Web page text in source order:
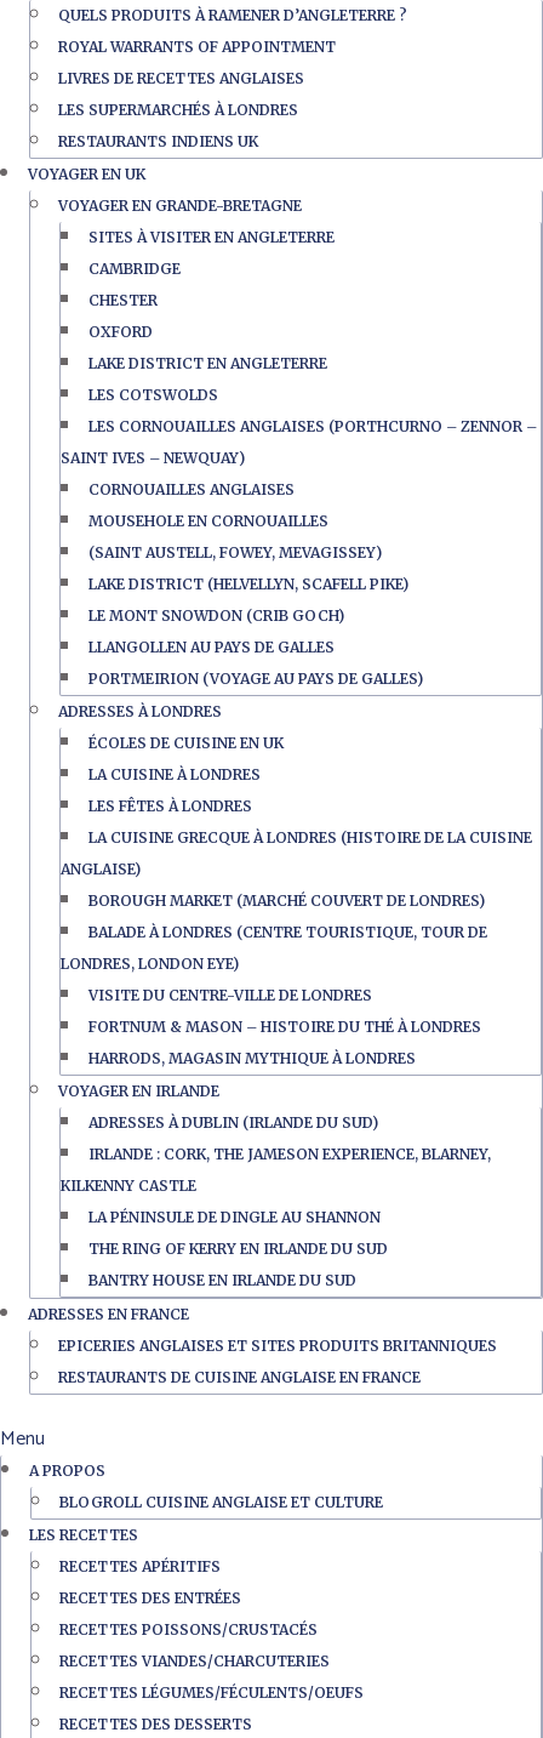
QUELS PRODUITS À RAMENER D’ANGLETERRE ?
ROYAL WARRANTS OF APPOINTMENT
LIVRES DE RECETTES ANGLAISES
LES SUPERMARCHÉS À LONDRES
RESTAURANTS INDIENS UK
VOYAGER EN UK
VOYAGER EN GRANDE-BRETAGNE
SITES À VISITER EN ANGLETERRE
CAMBRIDGE
CHESTER
OXFORD
LAKE DISTRICT EN ANGLETERRE
LES COTSWOLDS
LES CORNOUAILLES ANGLAISES (PORTHCURNO – ZENNOR –
SAINT IVES – NEWQUAY)
CORNOUAILLES ANGLAISES
MOUSEHOLE EN CORNOUAILLES
(SAINT AUSTELL, FOWEY, MEVAGISSEY)
LAKE DISTRICT (HELVELLYN, SCAFELL PIKE)
LE MONT SNOWDON (CRIB GOCH)
LLANGOLLEN AU PAYS DE GALLES
PORTMEIRION (VOYAGE AU PAYS DE GALLES)
ADRESSES À LONDRES
ÉCOLES DE CUISINE EN UK
LA CUISINE À LONDRES
LES FÊTES À LONDRES
LA CUISINE GRECQUE À LONDRES (HISTOIRE DE LA CUISINE
ANGLAISE)
BOROUGH MARKET (MARCHÉ COUVERT DE LONDRES)
BALADE À LONDRES (CENTRE TOURISTIQUE, TOUR DE
LONDRES, LONDON EYE)
VISITE DU CENTRE-VILLE DE LONDRES
FORTNUM & MASON – HISTOIRE DU THÉ À LONDRES
HARRODS, MAGASIN MYTHIQUE À LONDRES
VOYAGER EN IRLANDE
ADRESSES À DUBLIN (IRLANDE DU SUD)
IRLANDE : CORK, THE JAMESON EXPERIENCE, BLARNEY,
KILKENNY CASTLE
LA PÉNINSULE DE DINGLE AU SHANNON
THE RING OF KERRY EN IRLANDE DU SUD
BANTRY HOUSE EN IRLANDE DU SUD
ADRESSES EN FRANCE
EPICERIES ANGLAISES ET SITES PRODUITS BRITANNIQUES
RESTAURANTS DE CUISINE ANGLAISE EN FRANCE
Menu
A PROPOS
BLOGROLL CUISINE ANGLAISE ET CULTURE
LES RECETTES
RECETTES APÉRITIFS
RECETTES DES ENTRÉES
RECETTES POISSONS/CRUSTACÉS
RECETTES VIANDES/CHARCUTERIES
RECETTES LÉGUMES/FÉCULENTS/OEUFS
RECETTES DES DESSERTS